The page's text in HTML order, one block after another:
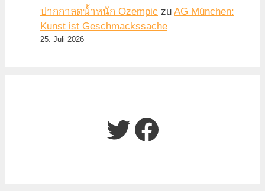
ปากกาลดน้ำหนัก Ozempic zu AG München:
Kunst ist Geschmackssache
25. Juli 2026
Twitter
Facebook